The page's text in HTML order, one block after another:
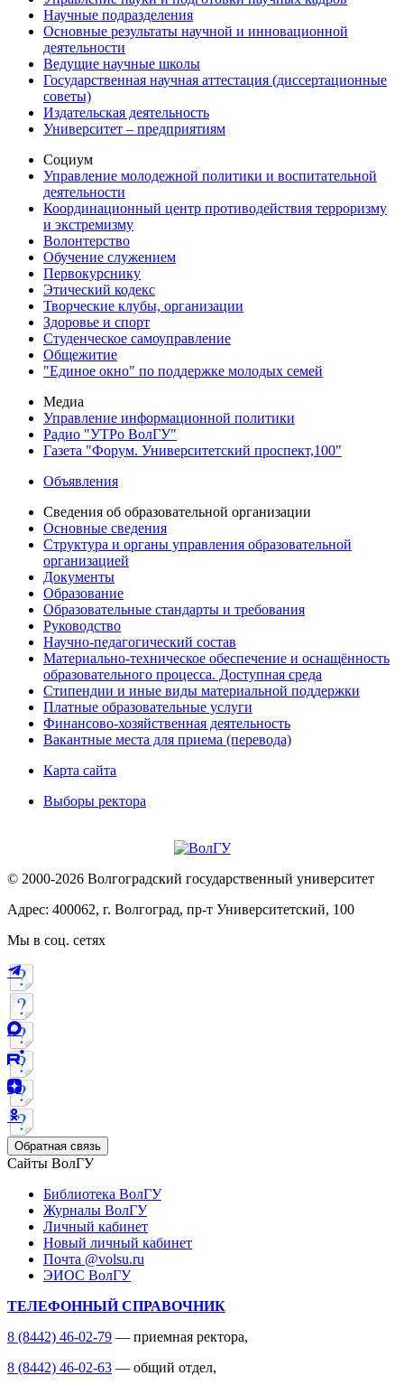
Научные подразделения
Основные результаты научной и инновационной
деятельности
Ведущие научные школы
Государственная научная аттестация (диссертационные
советы)
Издательская деятельность
Университет – предприятиям
Социум
Управление молодежной политики и воспитательной
деятельности
Координационный центр противодействия терроризму
и экстремизму
Волонтерство
Обучение служением
Первокурснику
Этический кодекс
Творческие клубы, организации
Здоровье и спорт
Студенческое самоуправление
Общежитие
"Единое окно" по поддержке молодых семей
Медиа
Управление информационной политики
Радио "УТРо ВолГУ"
Газета "Форум. Университетский проспект,100"
Объявления
Сведения об образовательной организации
Основные сведения
Структура и органы управления образовательной
организацией
Документы
Образование
Образовательные стандарты и требования
Руководство
Научно-педагогический состав
Материально-техническое обеспечение и оснащённость
образовательного процесса. Доступная среда
Стипендии и иные виды материальной поддержки
Платные образовательные услуги
Финансово-хозяйственная деятельность
Вакантные места для приема (перевода)
Карта сайта
Выборы ректора
© 2000-2026 Волгоградский государственный университет
Адрес: 400062, г. Волгоград, пр-т Университетский, 100
Мы в соц. сетях
Обратная связь
Сайты ВолГУ
Библиотека ВолГУ
Журналы ВолГУ
Личный кабинет
Новый личный кабинет
Почта @volsu.ru
ЭИОС ВолГУ
ТЕЛЕФОННЫЙ СПРАВОЧНИК
8 (8442) 46-02-79 — приемная ректора,
8 (8442) 46-02-63 — общий отдел,